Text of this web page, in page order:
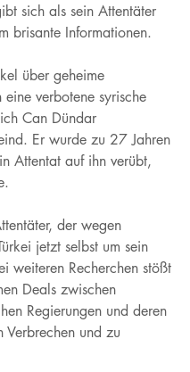
sich als sein Attentäter
brisante Informationen.
über geheime
verbotene syrische
Can Dündar
Er wurde zu 27 Jahren
Attentat auf ihn verübt,
der wegen
jetzt selbst um sein
weiteren Recherchen stößt
Deals zwischen
Regierungen und deren
Verbrechen und zu